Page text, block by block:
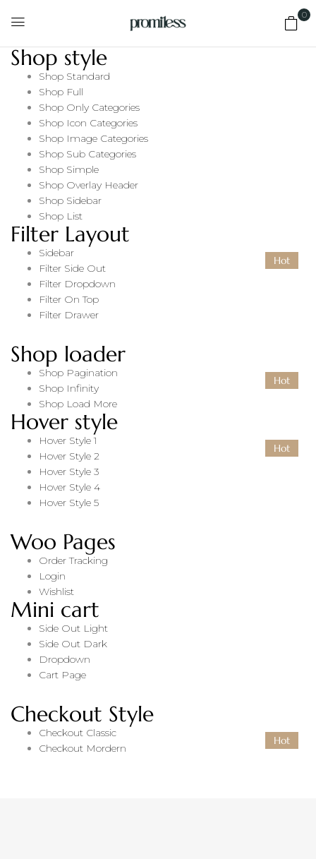
0
Shop style
Shop Standard
Shop Full
Shop Only Categories
Shop Icon Categories
Shop Image Categories
Shop Sub Categories
Shop Simple
Shop Overlay Header
Shop Sidebar
Shop List
Filter Layout
Sidebar
Filter Side Out
Hot
Filter Dropdown
Filter On Top
Filter Drawer
Shop loader
Shop Pagination
Shop Infinity
Hot
Shop Load More
Hover style
Hover Style 1
Hover Style 2
Hover Style 3
Hover Style 4
Hot
Hover Style 5
Hot
Woo Pages
Order Tracking
Login
Wishlist
Mini cart
Side Out Light
Side Out Dark
Dropdown
Cart Page
Checkout Style
Checkout Classic
Checkout Mordern
Hot